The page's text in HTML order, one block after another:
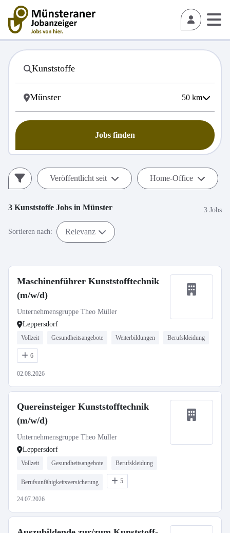
50 km
Jobs finden
Veröffentlicht seit Home-Office
3 Kunststoffe Jobs in Münster 3 Jobs
Sortieren nach: Relevanz
Maschinenführer Kunststofftechnik
(m/w/d)
Unternehmensgruppe Theo Müller
Leppersdorf
Vollzeit Gesundheitsangebote Weiterbildungen Berufskleidung
6
02.08.2026
Quereinsteiger Kunststofftechnik
(m/w/d)
Unternehmensgruppe Theo Müller
Leppersdorf
Vollzeit Gesundheitsangebote Berufskleidung
Berufsunfähigkeitsversicherung 5
24.07.2026